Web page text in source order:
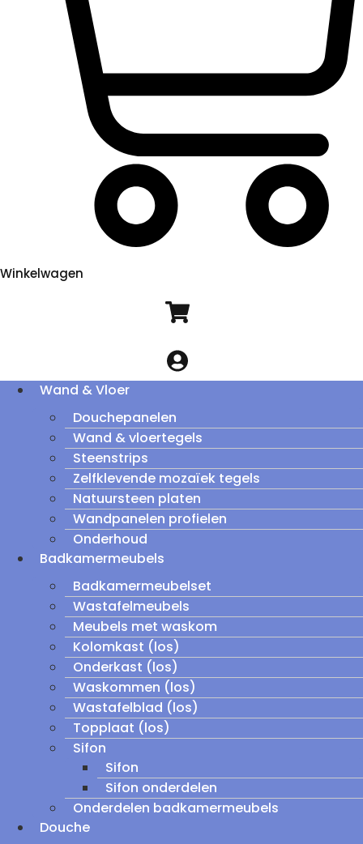
Winkelwagen
Wand & Vloer
Douchepanelen
Wand & vloertegels
Steenstrips
Zelfklevende mozaïek tegels
Natuursteen platen
Wandpanelen profielen
Onderhoud
Badkamermeubels
Badkamermeubelset
Wastafelmeubels
Meubels met waskom
Kolomkast (los)
Onderkast (los)
Waskommen (los)
Wastafelblad (los)
Topplaat (los)
Sifon
Sifon
Sifon onderdelen
Onderdelen badkamermeubels
Douche